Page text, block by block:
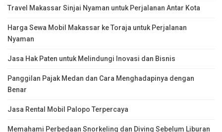
Travel Makassar Sinjai Nyaman untuk Perjalanan Antar Kota
Harga Sewa Mobil Makassar ke Toraja untuk Perjalanan
Nyaman
Jasa Hak Paten untuk Melindungi Inovasi dan Bisnis
Panggilan Pajak Medan dan Cara Menghadapinya dengan
Benar
Jasa Rental Mobil Palopo Terpercaya
Memahami Perbedaan Snorkeling dan Diving Sebelum Liburan